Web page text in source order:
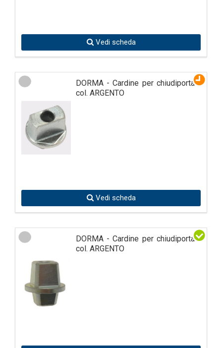
Vedi scheda
DORMA - Cardine per chiudiporta -
col. ARGENTO
Vedi scheda
DORMA - Cardine per chiudiporta -
col. ARGENTO